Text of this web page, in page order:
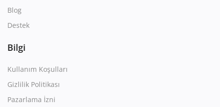
Blog
Destek
Bilgi
Kullanım Koşulları
Gizlilik Politikası
Pazarlama İzni